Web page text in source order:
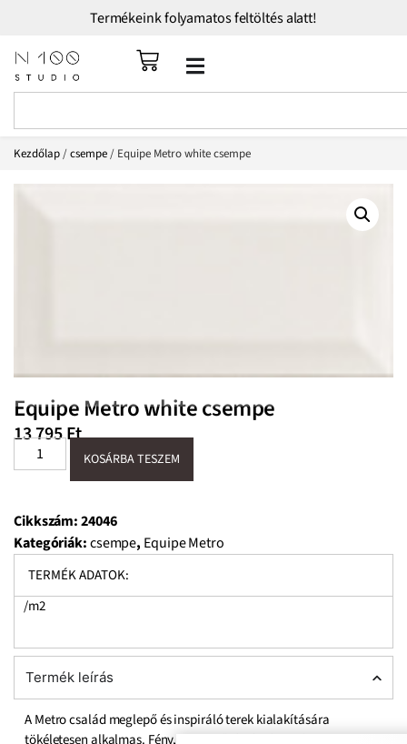
Termékeink folyamatos feltöltés alatt!
Kezdőlap/csempe/ Equipe Metro white csempe
Equipe Metro white csempe
13 795Ft
KOSÁRBA TESZEM
Cikkszám:24046
Kategóriák:csempe, Equipe Metro
TERMÉK ADATOK:
/m2
Termék leírás
A Metro család meglepő és inspiráló terek kialakítására
tökéletesen alkalmas. Fény, egyszerűség és lágy színek a